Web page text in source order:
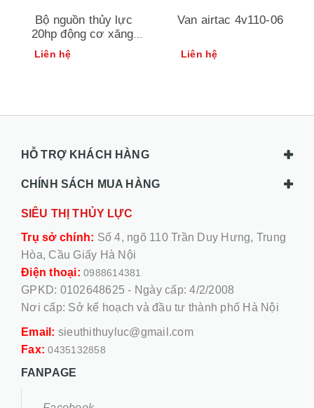
Bộ nguồn thủy lực
20hp động cơ xăng|
thiết bị xe cẩu an huy
Liên hệ
Van airtac 4v110-06
Liên hệ
HỖ TRỢ KHÁCH HÀNG
CHÍNH SÁCH MUA HÀNG
SIÊU THỊ THỦY LỰC
Trụ sở chính: Số 4, ngõ 110 Trần Duy Hưng, Trung
Hòa, Cầu Giấy Hà Nội
Điện thoại: 0988614381
GPKD: 0102648625 - Ngày cấp: 4/2/2008
Nơi cấp: Sở kế hoạch và đầu tư thành phố Hà Nội
Email: sieuthithuyluc@gmail.com
Fax:0435132858
FANPAGE